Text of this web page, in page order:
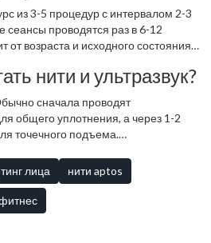
из 3-5 процедур с интервалом 2-3
проводятся раз в 6-12
от возраста и исходного состояния
нити и ультразвук?
сначала проводят
общего уплотнения, а через 1-2
точечного подъема.
лица нити aptos